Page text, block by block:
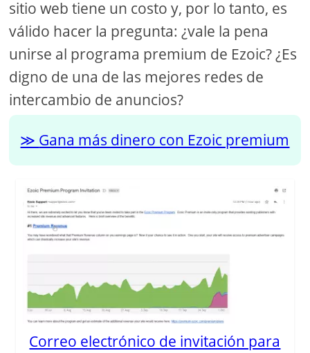
sitio web tiene un costo y, por lo tanto, es
válido hacer la pregunta: ¿vale la pena
unirse al programa premium de Ezoic? ¿Es
digno de una de las mejores redes de
intercambio de anuncios?
Gana más dinero con Ezoic premium
Correo electrónico de invitación para